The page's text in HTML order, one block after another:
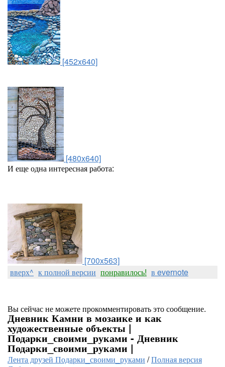
[452x640]
[480x640]
И еще одна интересная работа:
[700x563]
вверх^ к полной версии понравилось! в evernote
Вы сейчас не можете прокомментировать это сообщение.
Дневник Камни в мозаике и как
художественные объекты |
Подарки_своими_руками - Дневник
Подарки_своими_руками |
Лента друзей Подарки_своими_руками /Полная версия